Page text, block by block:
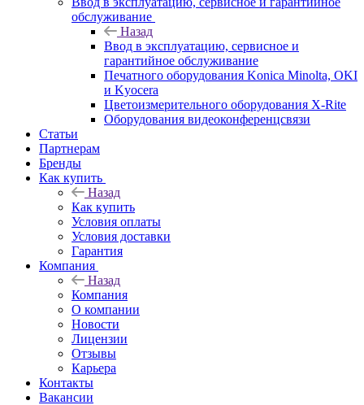
обслуживание
Назад
Ввод в эксплуатацию, сервисное и
гарантийное обслуживание
Печатного оборудования Konica Minolta, OKI
и Kyocera
Цветоизмерительного оборудования X-Rite
Оборудования видеоконференцсвязи
Статьи
Партнерам
Бренды
Как купить
Назад
Как купить
Условия оплаты
Условия доставки
Гарантия
Компания
Назад
Компания
О компании
Новости
Лицензии
Отзывы
Карьера
Контакты
Вакансии